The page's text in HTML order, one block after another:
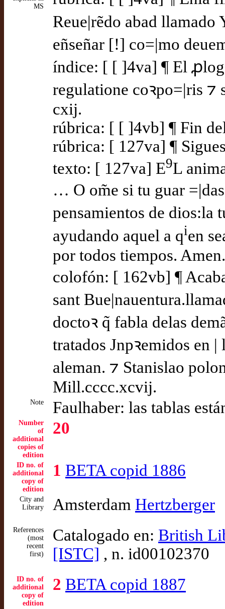
MS
Reue|rẽdo abad llamado
eñseñar [!] co=|mo
índice: [ [ ]4va] ¶ El
regulatione coꝛpo=|ris ⁊
cxij.
rúbrica: [ [ ]4vb] ¶ Fin
rúbrica: [ 127va] ¶
texto: [ 127va] E9L
… O om̃e si tu guar
pensamientos de dios:la
ayudando aquel a qien
por todos tiempos. Amen.
colofón: [ 162vb] ¶
sant
doctoꝛ q̃ fabla delas
tratados Jnpꝛemidos en
aleman. ⁊ Stanislao
Mill.cccc.xcvij.
Note Faulhaber: las tablas
Number
of
additional
copies of
edition
20
ID no. of
additional
copy of
edition
1 BETA copid 1886
City and
Library
Amsterdam Hertzberger
References
(most
recent
first)
Catalogado en: British
[ISTC] , n. id00102370
ID no. of
additional
copy of
edition
2 BETA copid 1887